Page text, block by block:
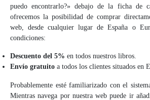
puedo encontrarlo?» debajo de la ficha de
ofrecemos la posibilidad de comprar
web, desde cualquier lugar de España o
condiciones:
Descuento del 5% en todos nuestros libros.
Envío gratuito a todos los clientes situados en
Probablemente esté familiarizado con el
Mientras navega por nuestra web puede ir